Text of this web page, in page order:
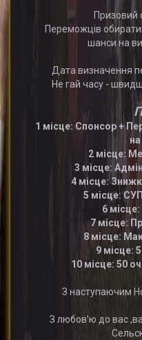
Призовий
Переможців
шанси на
Дата визначення
Не гай часу -
1 місце: Спонсор +
2 місце:
3 місце:
4 місце:
5 місце:
6 місце:
7 місце:
8 місце:
9 місце:
10 місце: 50
З наступаючим
З любов’ю до вас